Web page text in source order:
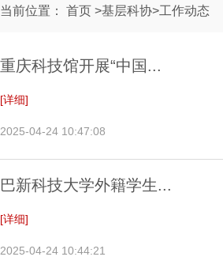
当前位置： 首页 >基层科协>工作动态
重庆科技馆开展“中国...
[详细]
2025-04-24 10:47:08
巴新科技大学外籍学生...
[详细]
2025-04-24 10:44:21